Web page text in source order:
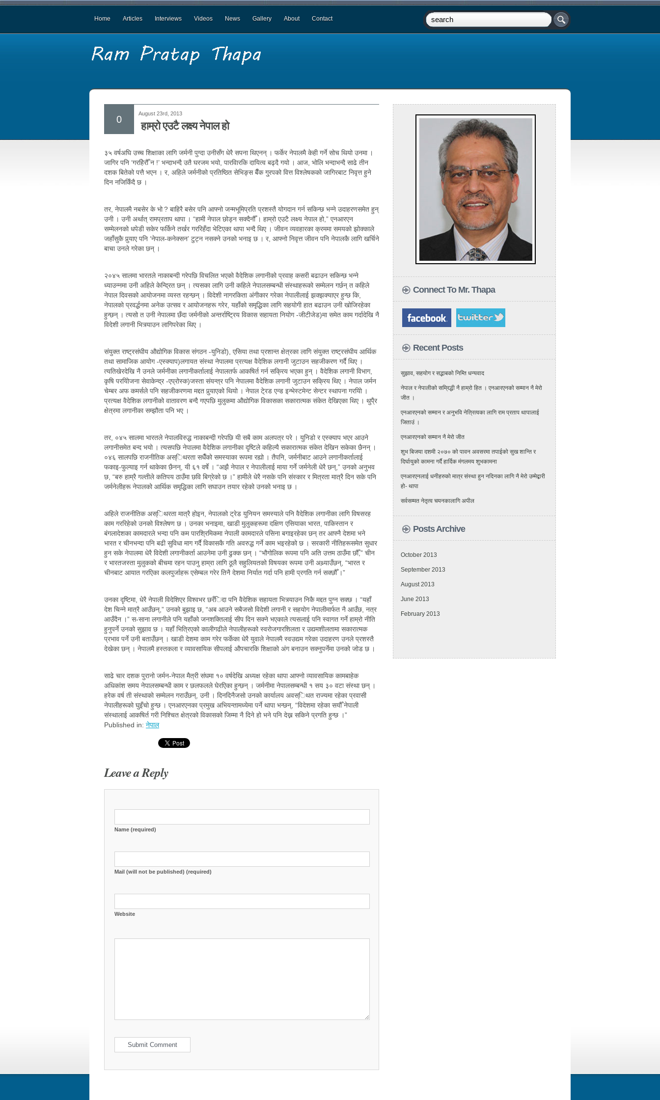
Home Articles Interviews Videos News Gallery About Contact
August 23rd, 2013
हाम्रो एउटै लक्ष्य नेपाल हो
0
३५ वर्षअघि उच्च शिक्षाका लागि जर्मनी पुग्दा उनीसँग धेरै सपना थिएनन् । फर्केर नेपालमै केही गर्ने सोच थियो उनमा ।
जागिर पनि ‘गरहिेरौँ न !’ भन्दाभन्दै उतै घरजम भयो, पारविारकि दायित्व बढ्दै गयो । आज, भोलि भन्दाभन्दै साढे तीन
दशक बितेको पत्तै भएन । र, अहिले जर्मनीको प्रतिष्ठित सेभिङ्स बैँक गु्रपको वित्त विश्लेषकको जागिरबाट निवृत्त हुने
दिन नजिकिँदै छ ।
तर, नेपालमै नबसेर के भो ? बाहिरै बसेर पनि आफ्नो जन्मभूमिप्रति प्रशस्तै योगदान गर्न सकिन्छ भन्ने उदाहरणसमेत हुन्
उनी । उनी अर्थात् रामप्रताप थापा । “हामी नेपाल छोड्न सक्दैनौँ । हाम्रो एउटै लक्ष्य नेपाल हो,” एनआरएन
सम्मेलनको धपेडी सकेर फर्किने तर्खर गररिहँदा भेटिएका थापा भन्दै थिए । जीवन व्यवहारका क्रममा समयको झोक्काले
जहाँसुकै पुर्‍याए पनि ‘नेपाल-कनेक्सन’ टुट्न नसक्ने उनको भनाइ छ । र, आफ्नो निवृत्त जीवन पनि नेपालकै लागि खर्चिने
बाचा उनले गरेका छन् ।
२०४५ सालमा भारतले नाकाबन्दी गरेपछि विचलित भएको वैदेशिक लगानीको प्रवाह कसरी बढाउन सकिन्छ भन्ने
ध्याउन्नमा उनी अहिले केन्दि्रत छन् । त्यसका लागि उनी कहिले नेपालसम्बन्धी संस्थाहरूको सम्मेलन गर्छन् त कहिले
नेपाल दिवसको आयोजनमा व्यस्त रहन्छन् । विदेशी नागरकिता अंगीकार गरेका नेपालीलाई झक्झक्याएर हुन्छ कि,
नेपालको प्रवर्द्धनमा अनेक उत्सव र आयोजनहरू गरेर, यहाँको समृद्धिका लागि सहयोगी हात बढाउन उनी खोजिरहेका
हुन्छन् । त्यसो त उनी नेपालमा छँदा जर्मनीको अन्तर्राष्ट्रिय विकास सहायता नियोग -जीटीजेड)मा समेत काम गर्दादेखि नै
विदेशी लगानी भित्र्याउन लागिपरेका थिए ।
संयुक्त राष्ट्रसंघीय औद्योगिक विकास संगठन -युनिडो), एसिया तथा प्रशान्त क्षेत्रका लागि संयुक्त राष्ट्रसंघीय आर्थिक
तथा सामाजिक आयोग -एस्क्याप)लगायत संस्था नेपालमा प्रत्यक्ष वैदेशिक लगानी जुटाउन सहजीकरण गर्दै थिए ।
त्यतिखेरदेखि नै उनले जर्मनीका लगानीकर्तालाई नेपालतर्फ आकषिर्त गर्न सक्रिय भएका हुन् । वैदेशिक लगानी विभाग,
कृषि परयिोजना सेवाकेन्द्र -एप्रोस्क)जस्ता संयन्त्र पनि नेपालमा वैदेशिक लगानी जुटाउन सक्रिय थिए । नेपाल जर्मन
चेम्बर अफ कमर्सले पनि सहजीकरणमा मद्दत पुर्‍याएको थियो । नेपाल टे्रड एन्ड इन्भेस्टमेन्ट सेन्टर स्थापना गरयिो ।
प्रत्यक्ष वैदेशिक लगानीको वातावरण बन्दै गएपछि मुलुकमा औद्योगिक विकासका सकारात्मक संकेत देखिएका थिए । थुपै्र
क्षेत्रमा लगानीका सम्झौता पनि भए ।
तर, ०४५ सालमा भारतले नेपालविरुद्ध नाकाबन्दी गरेपछि यी सबै काम अलपत्र परे । युनिडो र एस्क्याप भएर आउने
लगानीसमेत बन्द भयो । त्यसपछि नेपालमा वैदेशिक लगानीका दृष्टिले कहिल्यै सकारात्मक संकेत देखिन सकेका छैनन् ।
०४६ सालपछि राजनीतिक अस्िथरता सधैँको समस्याका रूपमा रह्यो । तैपनि, जर्मनीबाट आउने लगानीकर्तालाई
फकाइ-फुल्याइ गर्न थाकेका छैनन्, यी ६१ वर्षे । “अझै नेपाल र नेपालीलाई माया गर्ने जर्मनेली धेरै छन्,” उनको अनुभव
छ, “बरु हाम्रै गल्तीले कतिपय ठाउँमा छवि बिग्रेको छ ।” हामीले धेरै नसके पनि संस्कार र मित्रता मात्रै दिन सके पनि
जर्मनेलीहरू नेपालको आर्थिक समृद्धिका लागि सघाउन तयार रहेको उनको भनाइ छ ।
अहिले राजनीतिक अस्िथरता मात्रै होइन, नेपालको ट्रेड युनियन समस्याले पनि वैदेशिक लगानीका लागि विषसरह
काम गररिहेको उनको विश्लेषण छ । उनका भनाइमा, खाडी मुलुकहरूमा दक्षिण एसियाका भारत, पाकिस्तान र
बंगलादेशका कामदारले भन्दा पनि कम पारश्रिमिकमा नेपाली कामदारले पसिना बगाइरहेका छन् तर आफ्नै देशमा भने
भारत र चीनभन्दा पनि बढी सुविधा माग गर्दै विकासकै गति अवरुद्ध गर्ने काम भइरहेको छ । सरकारी नीतिहरूसमेत सुधार
हुन सके नेपालमा धेरै विदेशी लगानीकर्ता आउनेमा उनी ढुक्क छन् । “भौगोलिक रूपमा पनि अति उत्तम ठाउँमा छौँ,” चीन
र भारतजस्ता मुलुकको बीचमा रहन पाउनु हाम्रा लागि ठूलै सहुलियतको विषयका रूपमा उनी अथ्र्याउँछन्, “भारत र
चीनबाट आयात गरएिका कलपुर्जाहरू एसेम्बल गरेर तिनै देशमा निर्यात गर्दा पनि हामी प्रगति गर्न सक्छौँ ।”
उनका दृष्टिमा, धेरै नेपाली विदेशिएर विश्वभर छरँिदा पनि वैदेशिक सहायता भित्र्याउन निकै मद्दत पुग्न सक्छ । “यहाँ
देश चिन्ने मात्रै आउँछन्,” उनको बुझाइ छ, “अब आउने सबैजसो विदेशी लगानी र सहयोग नेपालीमार्फत नै आउँछ, नत्र
आउँदैन ।” स-साना लगानीले पनि यहाँको जनशक्तिलाई सीप दिन सक्ने भएकाले त्यसलाई पनि स्वागत गर्ने हाम्रो नीति
हुनुपर्ने उनको सुझाव छ । यहाँ भित्रिएको कालीगढीले नेपालीहरूको स्वरोजगारशिलता र उद्यमशीलतामा सकारात्मक
प्रभाव पर्ने उनी बताउँछन् । खाडी देशमा काम गरेर फर्केका धेरै युवाले नेपालमै स्वउद्यम गरेका उदाहरण उनले प्रशस्तै
देखेका छन् । नेपालमै हस्तकला र व्यावसायिक सीपलाई औपचारकि शिक्षाको अंग बनाउन सक्नुपर्नेमा उनको जोड छ ।
साढे चार दशक पुरानो जर्मन-नेपाल मैत्री संघमा १० वर्षदेखि अध्यक्ष रहेका थापा आफ्नो व्यावसायिक कामबाहेक
अधिकांश समय नेपालसम्बन्धी काम र छलफलले घेरएिका हुन्छन् । जर्मनीमा नेपालसम्बन्धी १ सय ३० वटा संस्था छन् ।
हरेक वर्ष ती संस्थाको सम्मेलन गराउँछन्, उनी । दिनदिनैजसो उनको कार्यालय अवस्िथत राज्यमा रहेका प्रवासी
नेपालीहरूको घुइँचो हुन्छ । एनआरएनका प्रमुख अभियन्तामध्येमा पर्ने थापा भन्छन्, “विदेशमा रहेका सयौँ नेपाली
संस्थालाई आकषिर्त गरी निश्चित क्षेत्रको विकासको जिम्मा नै दिने हो भने पनि देख्न सकिने प्रगति हुन्छ ।”
Published in: नेपाल
Leave a Reply
Name (required)
Mail (will not be published) (required)
Website
Connect To Mr. Thapa
Recent Posts
सुझाव, सहयोग र सद्भाबको निम्ति धन्यवाद
नेपाल र नेपालीको सम्रिद्धी नै हाम्रो हित । एनआरएनको सम्मान नै मेरो
जीत ।
एनआरएनको सम्मान र अनुभवि नेत्रित्वका लागि राम प्रताप थापालाई
जिताउं ।
एनआरएनको सम्मान नै मेरो जीत
शुभ बिजया दशमी २०७० को पावन अवसरमा तपाईको सुख शान्ति र
दिर्घायुको कामना गर्दै हार्दिक मंगलमय शुभकामना
एनआरएनलाई धनीहरुको मात्र संस्था हुन नदिनका लागि नै मेरो उम्मेद्बारी
हो- थापा
सर्वसम्मत नेतृत्व चयनकालागि अपील
Posts Archive
October 2013
September 2013
August 2013
June 2013
February 2013